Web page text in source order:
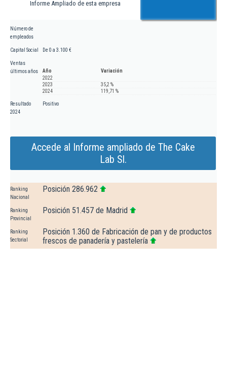
Informe Ampliado de esta empresa
Número de
empleados
Capital Social De 0 a 3.100 €
Ventas
últimos años
Año
Variación
2022
2023
35,2 %
2024
119,71 %
Resultado
2024
Positivo
Accede al Informe ampliado de The Cake
Lab Sl.
Ranking
Nacional
Posición 286.962
Ranking
Provincial
Posición 51.457 de Madrid
Ranking
Sectorial
Posición 1.360 de Fabricación de pan y de productos
frescos de panadería y pastelería